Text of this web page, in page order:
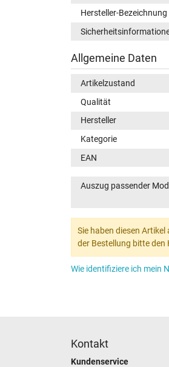
Hersteller-Bezeichnung
Allgemeine Daten
Artikelzustand
Qualität
Hersteller
Kategorie
EAN
Auszug passender
Sie haben diesen
der Bestellung bitte den
Wie identifiziere ich mein
Kontakt
Kundenservice